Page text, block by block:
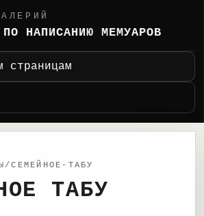
НАПИСАНИЮ МЕМУАРОВ
страницам
СЕМЕЙНОЕ-ТАБУ
ТАБУ